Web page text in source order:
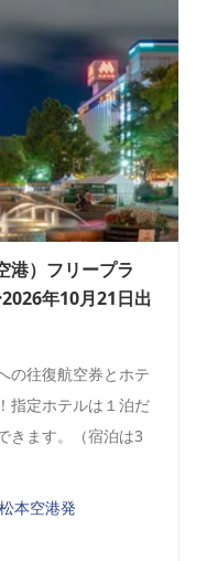
）フリープラ
年10月21日出
の往復航空券とホテ
指定ホテルは１泊だ
きます。（宿泊は3
本空港発